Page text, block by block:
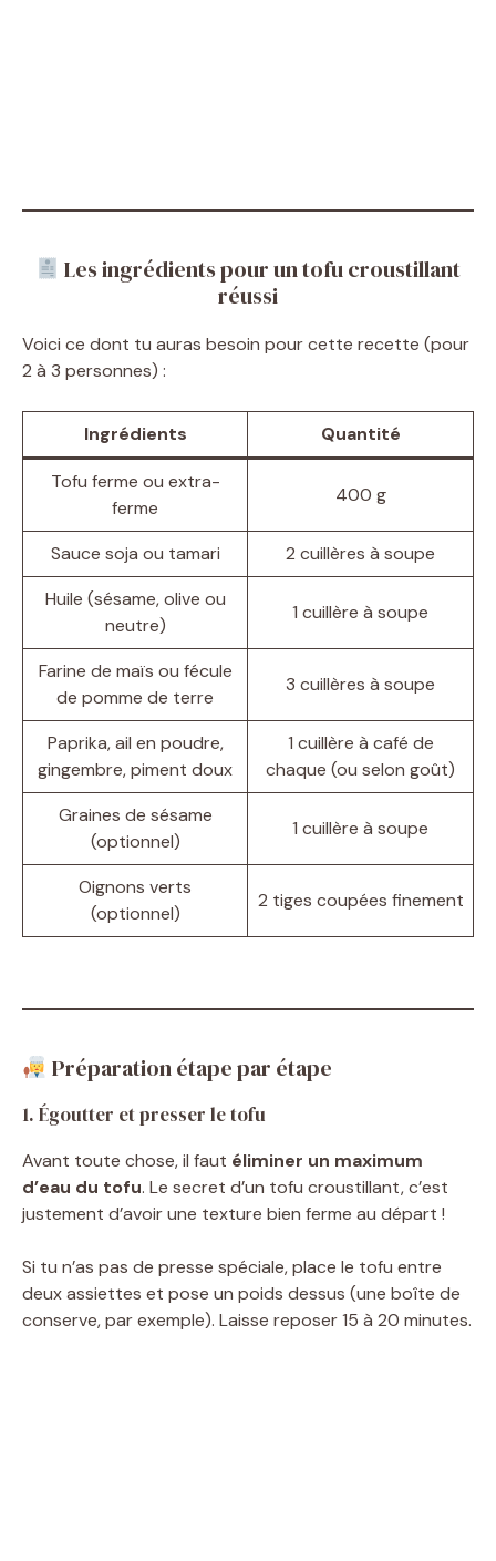
Les ingrédients pour un tofu croustillant
réussi
Voici ce dont tu auras besoin pour cette recette (pour
2 à 3 personnes) :
Ingrédients Quantité
Tofu ferme ou extra-
ferme
400 g
Sauce soja ou tamari
2 cuillères à soupe
Huile (sésame, olive ou
neutre)
1 cuillère à soupe
Farine de maïs ou fécule
de pomme de terre
3 cuillères à soupe
Paprika, ail en poudre,
gingembre, piment doux
1 cuillère à café de
chaque (ou selon goût)
Graines de sésame
(optionnel)
1 cuillère à soupe
Oignons verts
(optionnel)
2 tiges coupées finement
Préparation étape par étape
1. Égoutter et presser le tofu
Avant toute chose, il faut éliminer un maximum
d’eau du tofu. Le secret d’un tofu croustillant, c’est
justement d’avoir une texture bien ferme au départ !
Si tu n’as pas de presse spéciale, place le tofu entre
deux assiettes et pose un poids dessus (une boîte de
conserve, par exemple). Laisse reposer 15 à 20 minutes.